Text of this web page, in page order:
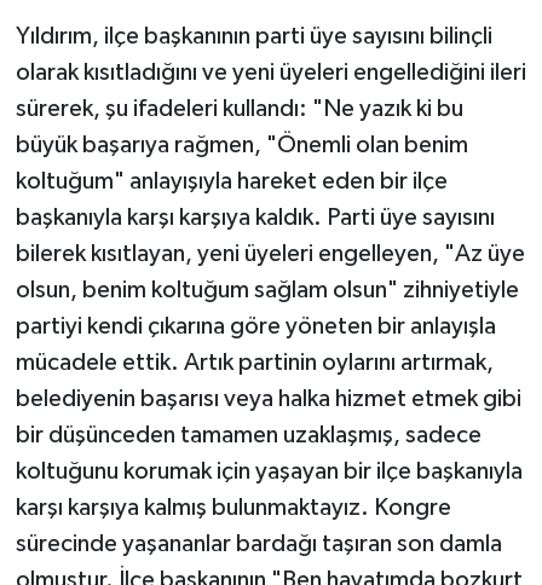
Yıldırım, ilçe başkanının parti üye sayısını bilinçli
olarak kısıtladığını ve yeni üyeleri engellediğini ileri
sürerek, şu ifadeleri kullandı: "Ne yazık ki bu
büyük başarıya rağmen, "Önemli olan benim
koltuğum" anlayışıyla hareket eden bir ilçe
başkanıyla karşı karşıya kaldık. Parti üye sayısını
bilerek kısıtlayan, yeni üyeleri engelleyen, "Az üye
olsun, benim koltuğum sağlam olsun" zihniyetiyle
partiyi kendi çıkarına göre yöneten bir anlayışla
mücadele ettik. Artık partinin oylarını artırmak,
belediyenin başarısı veya halka hizmet etmek gibi
bir düşünceden tamamen uzaklaşmış, sadece
koltuğunu korumak için yaşayan bir ilçe başkanıyla
karşı karşıya kalmış bulunmaktayız. Kongre
sürecinde yaşananlar bardağı taşıran son damla
olmuştur. İlçe başkanının "Ben hayatımda bozkurt